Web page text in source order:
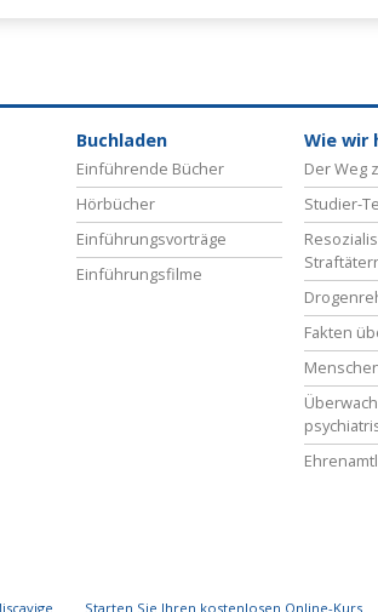
Buchladen
Einführende Bücher
Hörbücher
Einführungsvorträge
Einführungsfilme
Wie wir
Der Weg
Studier-
Fakten
Starten Sie Ihren kostenlosen Online-Kurs